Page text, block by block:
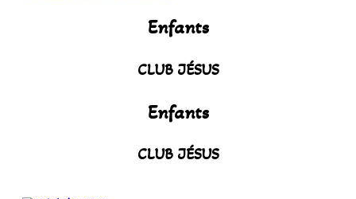
Enfants
CLUB JÉSUS
Enfants
CLUB JÉSUS